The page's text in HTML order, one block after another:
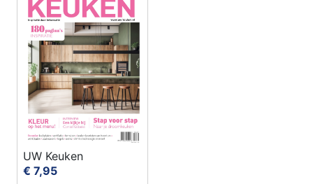
UW Keuken
€ 7,95